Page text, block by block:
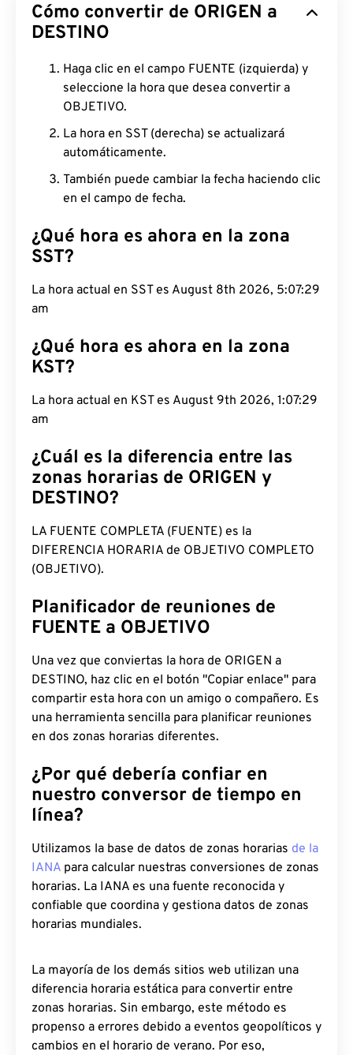
Cómo convertir de ORIGEN a
DESTINO
Haga clic en el campo FUENTE (izquierda) y
seleccione la hora que desea convertir a
OBJETIVO.
La hora en SST (derecha) se actualizará
automáticamente.
También puede cambiar la fecha haciendo clic
en el campo de fecha.
¿Qué hora es ahora en la zona
SST?
La hora actual en SST es August 8th 2026, 5:07:30
am
¿Qué hora es ahora en la zona
KST?
La hora actual en KST es August 9th 2026, 1:07:30
am
¿Cuál es la diferencia entre las
zonas horarias de ORIGEN y
DESTINO?
LA FUENTE COMPLETA (FUENTE) es la
DIFERENCIA HORARIA de OBJETIVO COMPLETO
(OBJETIVO).
Planificador de reuniones de
FUENTE a OBJETIVO
Una vez que conviertas la hora de ORIGEN a
DESTINO, haz clic en el botón "Copiar enlace" para
compartir esta hora con un amigo o compañero. Es
una herramienta sencilla para planificar reuniones
en dos zonas horarias diferentes.
¿Por qué debería confiar en
nuestro conversor de tiempo en
línea?
Utilizamos la base de datos de zonas horarias de la
IANA para calcular nuestras conversiones de zonas
horarias. La IANA es una fuente reconocida y
confiable que coordina y gestiona datos de zonas
horarias mundiales.
La mayoría de los demás sitios web utilizan una
diferencia horaria estática para convertir entre
zonas horarias. Sin embargo, este método es
propenso a errores debido a eventos geopolíticos y
cambios en el horario de verano. Por eso,